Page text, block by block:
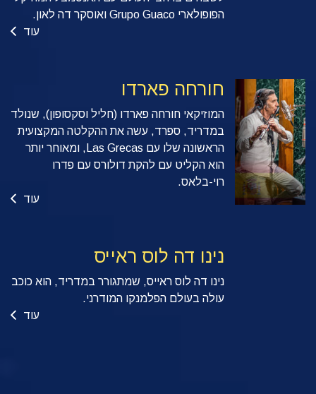
הפופולארי Grupo Guaco ואוסקר דה לאון.
עוד
חורחה פארדו
המוזיקאי חורחה פארדו (חליל וסקסופון), שנולד
במדריד, ספרד, עשה את ההקלטה המקצועית
הראשונה שלו עם Las Grecas, ומאוחר יותר
הוא הקליט עם להקת דולורס עם פדרו
רוי-בלאס.
עוד
נינו דה לוס ראייס
נינו דה לוס ראייס, שמתגורר במדריד, הוא כוכב
עולה בעולם הפלמנקו המודרני.
עוד